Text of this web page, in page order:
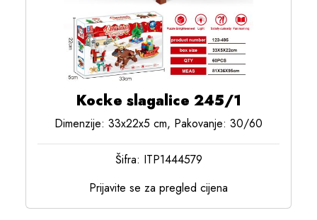
Kocke slagalice 245/1
Dimenzije: 33x22x5 cm, Pakovanje: 30/60
Šifra: ITP1444579
Prijavite se za pregled cijena